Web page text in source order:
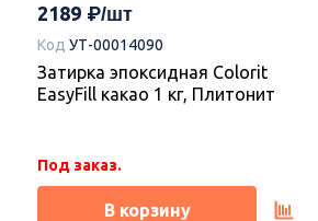
2189
Код УТ-00014090
Затирка эпоксидная Colorit
EasyFill какао 1 кг, Плитонит
Под заказ.
В корзину